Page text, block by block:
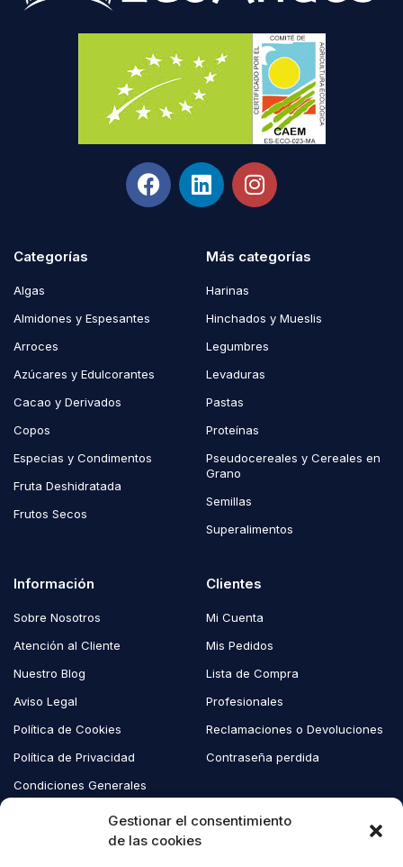
Gestionar el consentimiento
de las cookies
Categorías
Algas
Almidones y Espesantes
Arroces
Azúcares y Edulcorantes
Cacao y Derivados
Copos
Especias y Condimentos
Fruta Deshidratada
Frutos Secos
Más categorías
Harinas
Hinchados y Mueslis
Legumbres
Levaduras
Pastas
Proteínas
Pseudocereales y Cereales en
Grano
Semillas
Superalimentos
Información
Sobre Nosotros
Atención al Cliente
Nuestro Blog
Aviso Legal
Política de Cookies
Política de Privacidad
Condiciones Generales
Clientes
Mi Cuenta
Mis Pedidos
Lista de Compra
Profesionales
Reclamaciones o Devoluciones
Contraseña perdida